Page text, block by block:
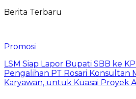
Berita Terbaru
Promosi
LSM Siap Lapor Bupati SBB ke
Pengalihan PT Rosari Konsultan
Karyawan, untuk Kuasai Proyek